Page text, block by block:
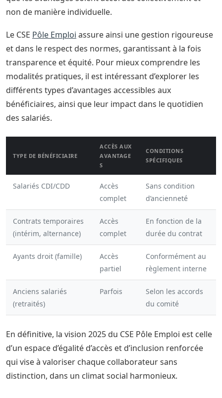
non de manière individuelle.
Le CSE Pôle Emploi assure ainsi une gestion rigoureuse
et dans le respect des normes, garantissant à la fois
transparence et équité. Pour mieux comprendre les
modalités pratiques, il est intéressant d’explorer les
différents types d’avantages accessibles aux
bénéficiaires, ainsi que leur impact dans le quotidien
des salariés.
TYPE DE BÉNÉFICIAIRE
ACCÈS AUX
AVANTAGE
S
CONDITIONS
SPÉCIFIQUES
Salariés CDI/CDD
Accès
complet
Sans condition
d’ancienneté
Contrats temporaires
(intérim, alternance)
Accès
complet
En fonction de la
durée du contrat
Ayants droit (famille)
Accès
partiel
Conformément au
règlement interne
Anciens salariés
(retraités)
Parfois
Selon les accords
du comité
En définitive, la vision 2025 du CSE Pôle Emploi est celle
d’un espace d’égalité d’accès et d’inclusion renforcée
qui vise à valoriser chaque collaborateur sans
distinction, dans un climat social harmonieux.